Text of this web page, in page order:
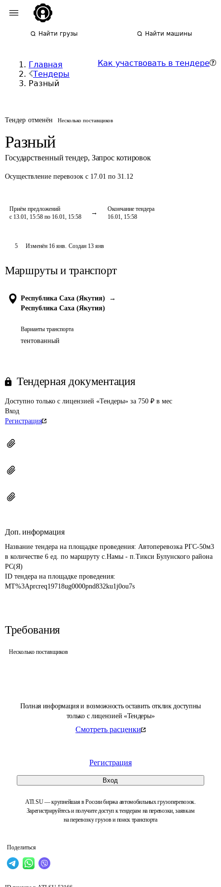
Найти грузы Найти машины
Главная
Тендеры
Разный
Как участвовать в тендере
Тендер отменён Несколько поставщиков
Разный
Государственный тендер, Запрос котировок
Осуществление перевозок с 17.01 по 31.12
Приём предложений
с 13.01, 15:58 по 16.01, 15:58
Окончание тендера
16.01, 15:58
Полная информация и возможность оставить отклик доступны
только с лицензией «Тендеры»
Смотреть расценки
Регистрация
Вход
ATI.SU — крупнейшая в России биржа автомобильных грузоперевозок.
Зарегистрируйтесь и получите доступ к тендерам на перевозки, заявкам
на перевозку грузов и поиск транспорта
Поделиться
5 Изменён 16 янв. Создан 13 янв
Маршруты и транспорт
Республика Саха (Якутия)
→
Республика Саха (Якутия)
Варианты транспорта
тентованный
Тендерная документация
Доступно только с лицензией «Тендеры» за 750 ₽ в мес
Вход
Регистрация
Доп. информация
Название тендера на площадке проведения: Автоперевозка РГС-50м3
в количестве 6 ед. по маршруту с.Намы - п.Тикси Булунского района
РС(Я)
ID тендера на площадке проведения:
MT%3Aprcreq19718ug0000pnd832ku1j0ou7s
Требования
Несколько поставщиков